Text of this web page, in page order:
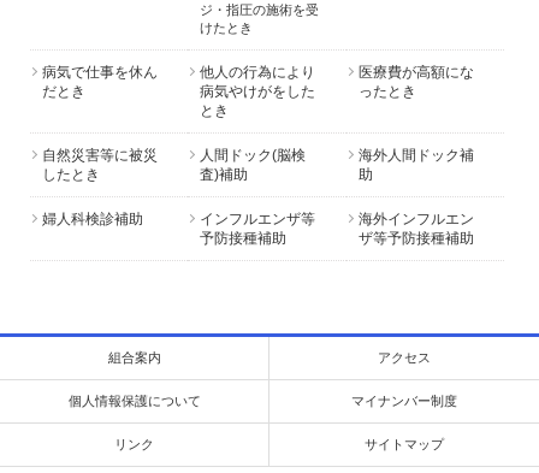
ジ・指圧の施術を受
けたとき
病気で仕事を休ん
だとき
他人の行為により
病気やけがをした
とき
医療費が高額にな
ったとき
自然災害等に被災
したとき
人間ドック(脳検
査)補助
海外人間ドック補
助
婦人科検診補助
インフルエンザ等
予防接種補助
海外インフルエン
ザ等予防接種補助
組合案内 アクセス
個人情報保護について マイナンバー制度
リンク サイトマップ